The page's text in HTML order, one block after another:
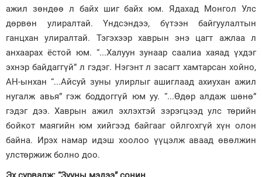
ажил зөндөө л байх шиг байх юм. Ядахад Монгол Улс
дөрвөн улиралтай. Үндсэндээ, бүтээн байгуулалтын
ганцхан улиралтай. Тэгэхээр хаврын энэ цагт ажлаа л
анхаарах ёстой юм. “...Халуун зунаар саалиа хаяад үхдэг
эхнэр байдаггүй” л гэдэг. Нэгэнт л засагт хамтарсан хойно,
АН-ынхан “...Айсуй зуны улирлыг ашиглаад ахиухан ажил
нугалж авья” гэж боддоггүй юм уу. “...Өдөр алдаж шөнө”
гэдэг дээ. Хаврын ажил эхлэхтэй зэрэгцээд улс төрийн
бойкот маягийн юм хийгээд байгааг ойлгохгүй хүн олон
байна. Ирэх намар идэш хоолоо үүцэлж аваад өвөлжин
улстөржиж болно доо.